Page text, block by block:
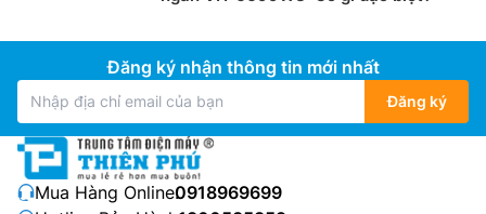
Đăng ký nhận thông tin mới nhất
Đăng ký
Mua Hàng Online:0918969699